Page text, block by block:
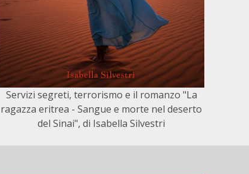
Servizi segreti, terrorismo e il romanzo "La
ragazza eritrea - Sangue e morte nel deserto
del Sinai", di Isabella Silvestri